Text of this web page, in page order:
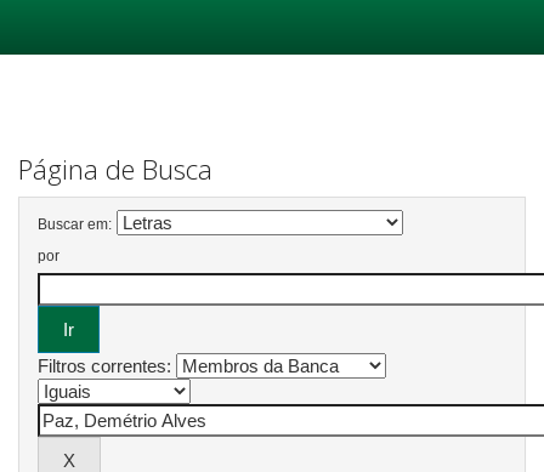
Página de Busca
Buscar em:
por
Filtros correntes: